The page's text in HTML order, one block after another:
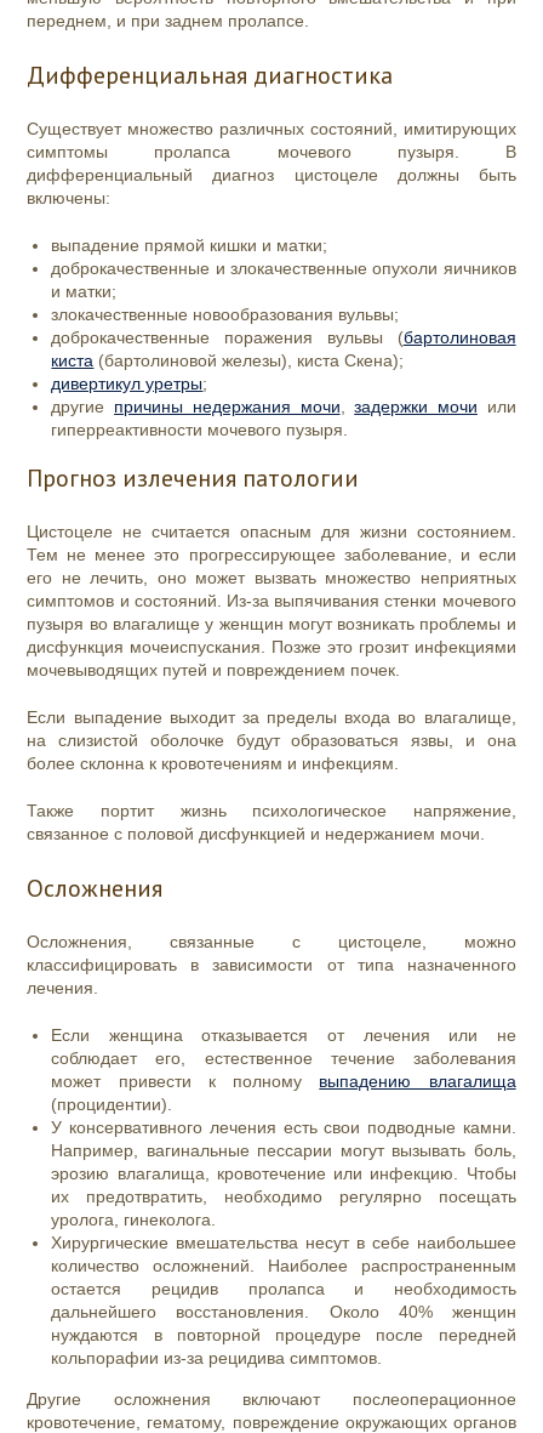
переднем, и при заднем пролапсе.
Дифференциальная диагностика
Существует множество различных состояний, имитирующих
симптомы пролапса мочевого пузыря. В
дифференциальный диагноз цистоцеле должны быть
включены:
выпадение прямой кишки и матки;
доброкачественные и злокачественные опухоли яичников
и матки;
злокачественные новообразования вульвы;
доброкачественные поражения вульвы (бартолиновая
киста (бартолиновой железы), киста Скена);
дивертикул уретры;
другие причины недержания мочи,задержки мочи или
гиперреактивности мочевого пузыря.
Прогноз излечения патологии
Цистоцеле не считается опасным для жизни состоянием.
Тем не менее это прогрессирующее заболевание, и если
его не лечить, оно может вызвать множество неприятных
симптомов и состояний. Из-за выпячивания стенки мочевого
пузыря во влагалище у женщин могут возникать проблемы и
дисфункция мочеиспускания. Позже это грозит инфекциями
мочевыводящих путей и повреждением почек.
Если выпадение выходит за пределы входа во влагалище,
на слизистой оболочке будут образоваться язвы, и она
более склонна к кровотечениям и инфекциям.
Также портит жизнь психологическое напряжение,
связанное с половой дисфункцией и недержанием мочи.
Осложнения
Осложнения, связанные с цистоцеле, можно
классифицировать в зависимости от типа назначенного
лечения.
Если женщина отказывается от лечения или не
соблюдает его, естественное течение заболевания
может привести к полному выпадению влагалища
(процидентии).
У консервативного лечения есть свои подводные камни.
Например, вагинальные пессарии могут вызывать боль,
эрозию влагалища, кровотечение или инфекцию. Чтобы
их предотвратить, необходимо регулярно посещать
уролога, гинеколога.
Хирургические вмешательства несут в себе наибольшее
количество осложнений. Наиболее распространенным
остается рецидив пролапса и необходимость
дальнейшего восстановления. Около 40% женщин
нуждаются в повторной процедуре после передней
кольпорафии из-за рецидива симптомов.
Другие осложнения включают послеоперационное
кровотечение, гематому, повреждение окружающих органов